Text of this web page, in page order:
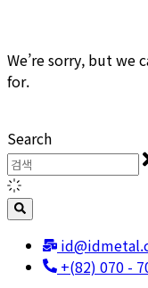
We’re sorry, but we
for.
Search
+(82) 070 -